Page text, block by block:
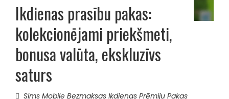
Ikdienas prasību pakas:
kolekcionējami priekšmeti,
bonusa valūta, ekskluzīvs
saturs
Sims Mobile Bezmaksas Ikdienas Prēmiju Pakas